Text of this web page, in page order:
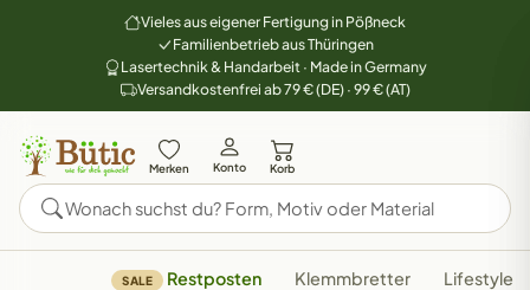
Vieles aus eigener Fertigung in Pößneck
Familienbetrieb aus Thüringen
Lasertechnik & Handarbeit · Made in Germany
Versandkostenfrei ab 79 € (DE) · 99 € (AT)
Merken Konto Korb
SALE Restposten Klemmbretter Lifestyle